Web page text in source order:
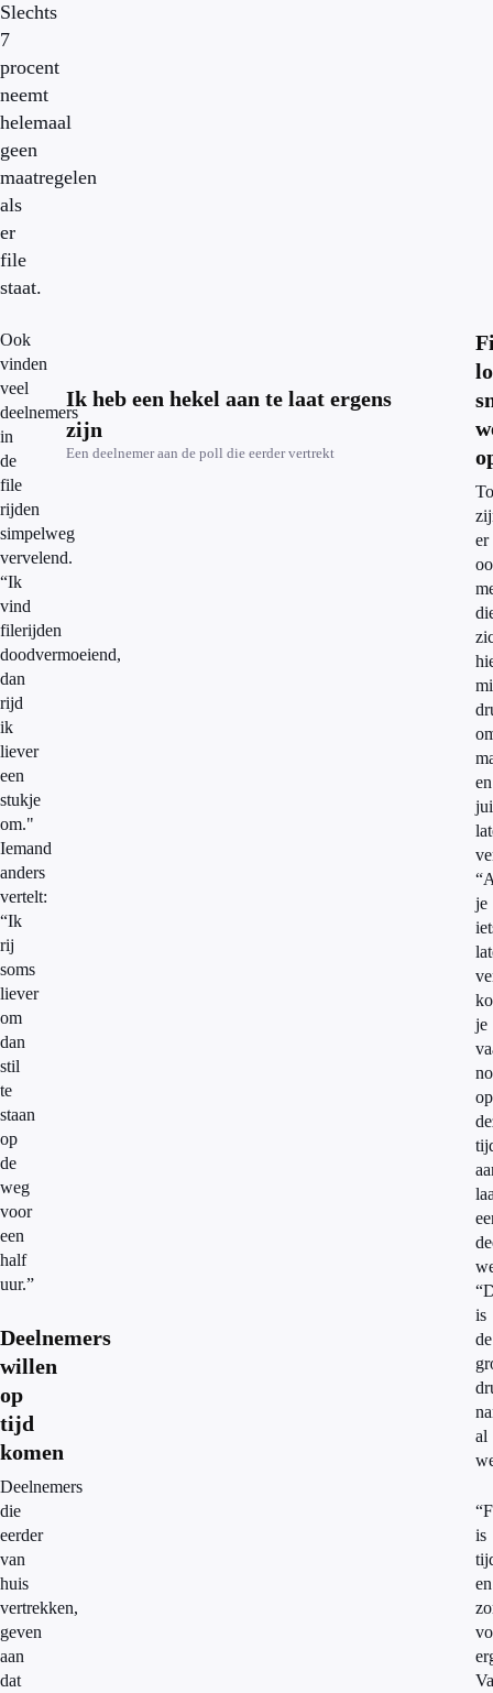
Slechts
7
procent
neemt
helemaal
geen
maatregelen
als
er
file
staat.
Ook
vinden
veel
deelnemers
in
de
file
rijden
simpelweg
vervelend.
“Ik
vind
filerijden
doodvermoeiend,
dan
rijd
ik
liever
een
stukje
om."
Iemand
anders
vertelt:
“Ik
rij
soms
liever
om
dan
stil
te
staan
op
de
weg
voor
een
half
uur.”
Deelnemers
willen
op
tijd
komen
Deelnemers
die
eerder
van
huis
vertrekken,
geven
aan
dat
Ik heb een hekel aan te laat ergens
zijn
Een deelnemer aan de poll die eerder vertrekt
er
en
je
je
op
is
de
al
is
en